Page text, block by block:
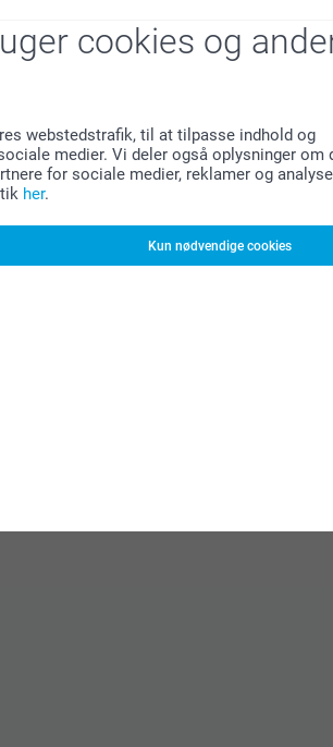
cookies og
webstedstrafik, til at tilpasse indhold og
medier. Vi deler også oplysninger om
for sociale medier, reklamer og
her.
Kun nødvendige cookies